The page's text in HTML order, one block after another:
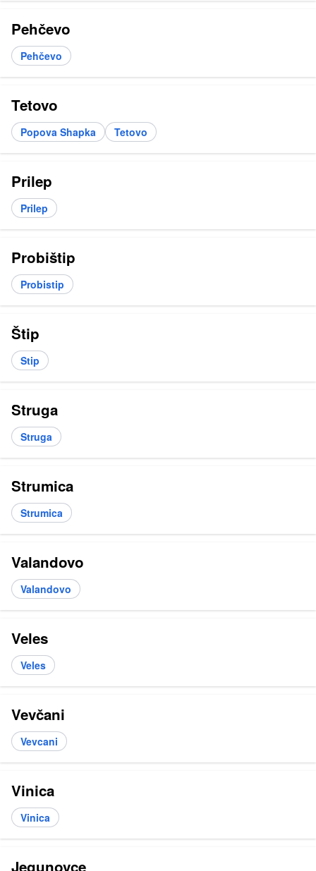
Pehčevo
Pehčevo
Tetovo
Popova Shapka Tetovo
Prilep
Prilep
Probištip
Probistip
Štip
Stip
Struga
Struga
Strumica
Strumica
Valandovo
Valandovo
Veles
Veles
Vevčani
Vevcani
Vinica
Vinica
Jegunovce